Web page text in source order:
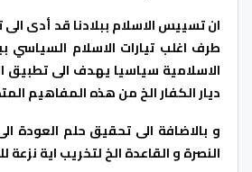
طرف اغلب تيارات الاسلام
الاسلامية سياسيا يهدف الى تطبيق
ديار الكفار الخ من هذه المفاهيم
و بالاضافة الى تحقيق حلم
النصرة و القاعدة الخ لتخريب اية